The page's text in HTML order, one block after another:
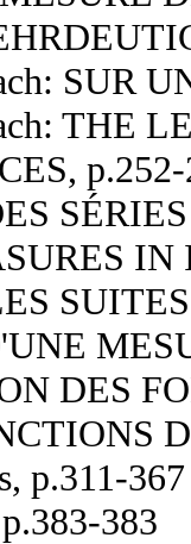
SUR
THE
DES
p.311-
383